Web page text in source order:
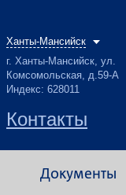
Ханты-Мансийск
г. Ханты-Мансийск, ул.
Комсомольская, д.59-А
Индекс: 628011
Контакты
Документы